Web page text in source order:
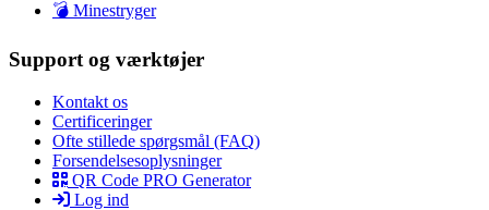
💣 Minestryger
Support og værktøjer
Kontakt os
Certificeringer
Ofte stillede spørgsmål (FAQ)
Forsendelsesoplysninger
QR Code PRO Generator
Log ind